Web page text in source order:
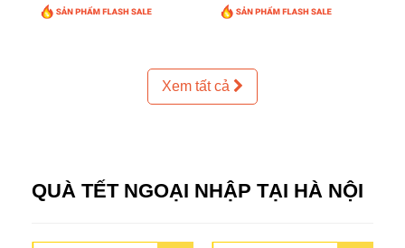
Xem tất cả
QUÀ TẾT NGOẠI NHẬP TẠI HÀ NỘI